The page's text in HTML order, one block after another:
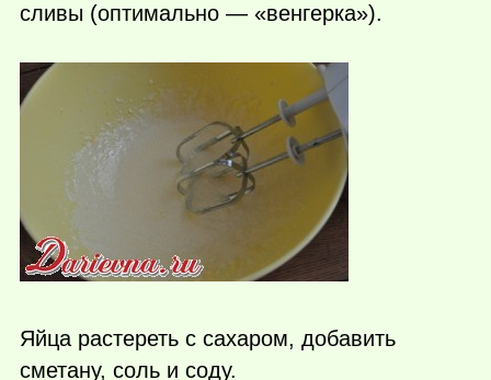
сливы (оптимально — «венгерка»).
Яйца растереть с сахаром, добавить
сметану, соль и соду.